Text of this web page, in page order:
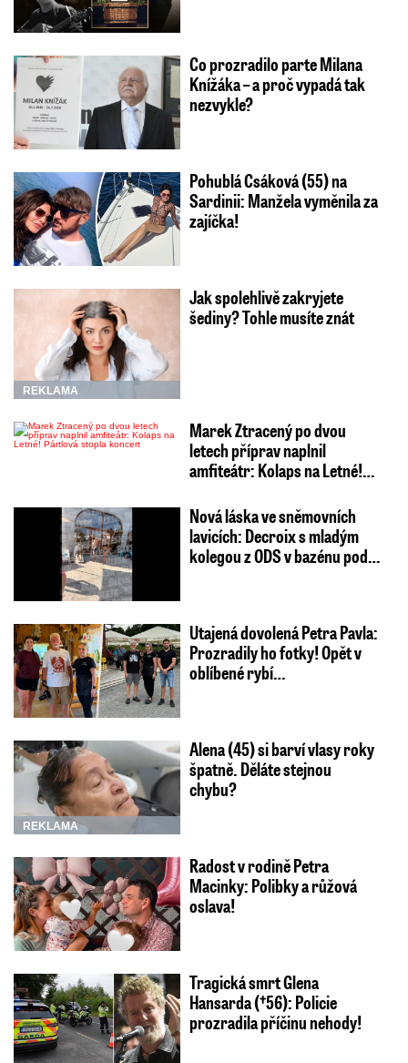
Co prozradilo parte Milana
Knížáka – a proč vypadá tak
nezvykle?
Pohublá Csáková (55) na
Sardinii: Manžela vyměnila za
zajíčka!
REKLAMA
Jak spolehlivě zakryjete
šediny? Tohle musíte znát
Marek Ztracený po dvou
letech příprav naplnil
amfiteátr: Kolaps na Letné!…
Nová láska ve sněmovních
lavicích: Decroix s mladým
kolegou z ODS v bazénu pod…
Utajená dovolená Petra Pavla:
Prozradily ho fotky! Opět v
oblíbené rybí…
REKLAMA
Alena (45) si barví vlasy roky
špatně. Děláte stejnou
chybu?
Radost v rodině Petra
Macinky: Polibky a růžová
oslava!
Tragická smrt Glena
Hansarda (†56): Policie
prozradila příčinu nehody!